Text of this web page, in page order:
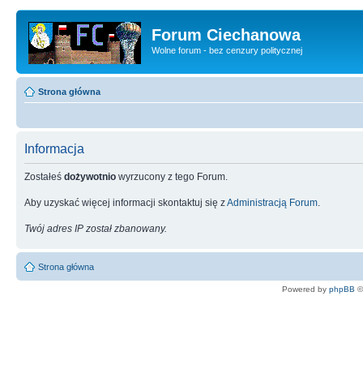
Forum Ciechanowa
Wolne forum - bez cenzury politycznej
Strona główna
Informacja
Zostałeś dożywotnio wyrzucony z tego Forum.
Aby uzyskać więcej informacji skontaktuj się zAdministracją Forum
Twój adres IP został zbanowany.
Strona główna
Powered by phpBB